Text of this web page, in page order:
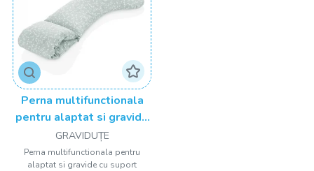
Perna multifunctionala
pentru alaptat si gravide
cu suport detasabil
pentru cap BabyJem
GRAVIDUȚE
Perna multifunctionala pentru
alaptat si gravide cu suport